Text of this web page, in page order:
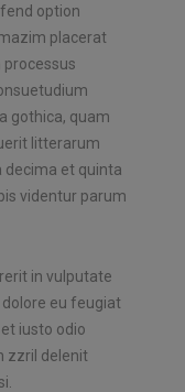
option
placerat
gothica, quam
litterarum
et quinta
videntur parum
in vulputate
eu feugiat
iusto odio
zzril delenit